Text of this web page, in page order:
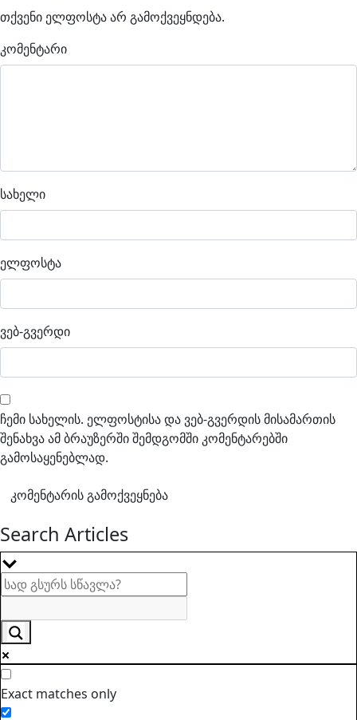
თქვენი ელფოსტა არ გამოქვეყნდება.
კომენტარი
სახელი
ელფოსტა
ვებ-გვერდი
ჩემი სახელის. ელფოსტისა და ვებ-გვერდის მისამართის
შენახვა ამ ბრაუზერში შემდგომში კომენტარებში
გამოსაყენებლად.
Search Articles
Exact matches only